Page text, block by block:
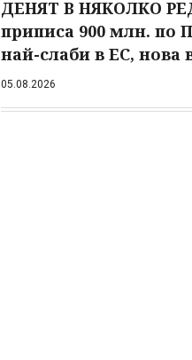
ДЕНЯТ В НЯКОЛКО
приписа 900 млн. по
най-слаби в ЕС, нова
05.08.2026